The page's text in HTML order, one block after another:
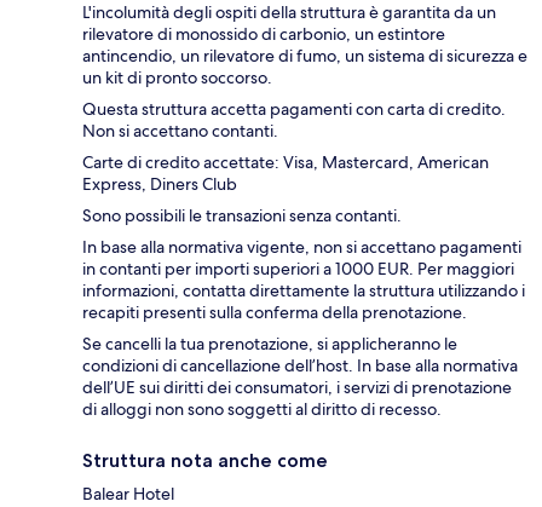
L'incolumità degli ospiti della struttura è garantita da un
rilevatore di monossido di carbonio, un estintore
antincendio, un rilevatore di fumo, un sistema di sicurezza e
un kit di pronto soccorso.
Questa struttura accetta pagamenti con carta di credito.
Non si accettano contanti.
Carte di credito accettate: Visa, Mastercard, American
Express, Diners Club
Sono possibili le transazioni senza contanti.
In base alla normativa vigente, non si accettano pagamenti
in contanti per importi superiori a 1000 EUR. Per maggiori
informazioni, contatta direttamente la struttura utilizzando i
recapiti presenti sulla conferma della prenotazione.
Se cancelli la tua prenotazione, si applicheranno le
condizioni di cancellazione dell’host. In base alla normativa
dell’UE sui diritti dei consumatori, i servizi di prenotazione
di alloggi non sono soggetti al diritto di recesso.
Struttura nota anche come
Balear Hotel